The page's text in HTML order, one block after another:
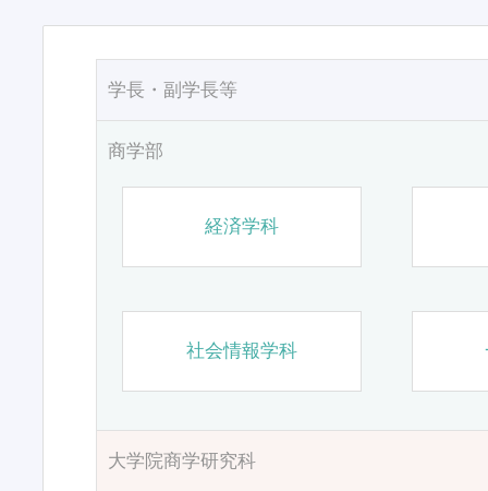
学長・副学長等
商学部
経済学科
社会情報学科
大学院商学研究科